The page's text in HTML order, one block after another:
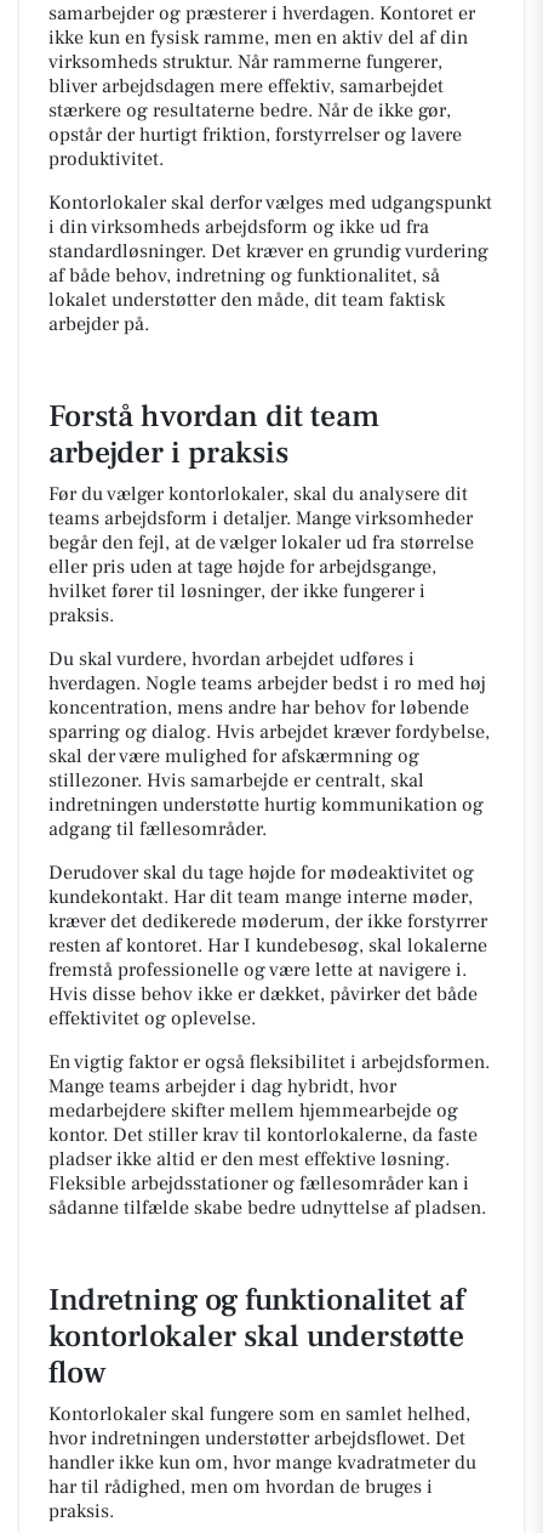
samarbejder og præsterer i hverdagen. Kontoret er
ikke kun en fysisk ramme, men en aktiv del af din
virksomheds struktur. Når rammerne fungerer,
bliver arbejdsdagen mere effektiv, samarbejdet
stærkere og resultaterne bedre. Når de ikke gør,
opstår der hurtigt friktion, forstyrrelser og lavere
produktivitet.
Kontorlokaler skal derfor vælges med udgangspunkt
i din virksomheds arbejdsform og ikke ud fra
standardløsninger. Det kræver en grundig vurdering
af både behov, indretning og funktionalitet, så
lokalet understøtter den måde, dit team faktisk
arbejder på.
Forstå hvordan dit team
arbejder i praksis
Før du vælger kontorlokaler, skal du analysere dit
teams arbejdsform i detaljer. Mange virksomheder
begår den fejl, at de vælger lokaler ud fra størrelse
eller pris uden at tage højde for arbejdsgange,
hvilket fører til løsninger, der ikke fungerer i
praksis.
Du skal vurdere, hvordan arbejdet udføres i
hverdagen. Nogle teams arbejder bedst i ro med høj
koncentration, mens andre har behov for løbende
sparring og dialog. Hvis arbejdet kræver fordybelse,
skal der være mulighed for afskærmning og
stillezoner. Hvis samarbejde er centralt, skal
indretningen understøtte hurtig kommunikation og
adgang til fællesområder.
Derudover skal du tage højde for mødeaktivitet og
kundekontakt. Har dit team mange interne møder,
kræver det dedikerede møderum, der ikke forstyrrer
resten af kontoret. Har I kundebesøg, skal lokalerne
fremstå professionelle og være lette at navigere i.
Hvis disse behov ikke er dækket, påvirker det både
effektivitet og oplevelse.
En vigtig faktor er også fleksibilitet i arbejdsformen.
Mange teams arbejder i dag hybridt, hvor
medarbejdere skifter mellem hjemmearbejde og
kontor. Det stiller krav til kontorlokalerne, da faste
pladser ikke altid er den mest effektive løsning.
Fleksible arbejdsstationer og fællesområder kan i
sådanne tilfælde skabe bedre udnyttelse af pladsen.
Indretning og funktionalitet af
kontorlokaler skal understøtte
flow
Kontorlokaler skal fungere som en samlet helhed,
hvor indretningen understøtter arbejdsflowet. Det
handler ikke kun om, hvor mange kvadratmeter du
har til rådighed, men om hvordan de bruges i
praksis.